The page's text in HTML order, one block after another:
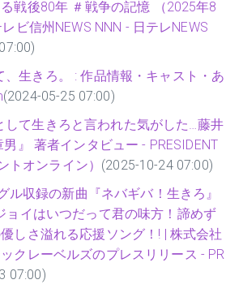
戦後80年 ＃戦争の記憶 （2025年8
ビ信州NEWS NNN - 日テレNEWS
、生きろ。 : 作品情報・キャスト・あ
(2024-05-25 07:00)
して生きろと言われた気がした…藤井
』 著者インタビュー - PRESIDENT
トオンライン） (2025-10-24 07:00)
ル収録の新曲『ネバギバ！生きろ』
ョイはいつだって君の味方！諦めず
しさ溢れる応援ソング！! | 株式会社
クレーベルズのプレスリリース - PR
07:00)